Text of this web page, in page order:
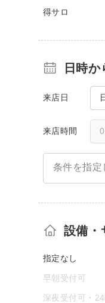
得サロ
日時か
来店日
来店時間
条件を指定
設備・
指定なし
早朝受付可
深夜受付可・